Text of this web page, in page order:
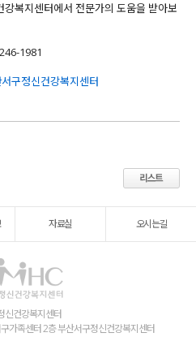
복지센터에서 전문가의 도움을 받아보
1981
구정신건강복지센터
자료실 오시는길
신건강복지센터
가족센터 2층 부산서구정신건강복지센터